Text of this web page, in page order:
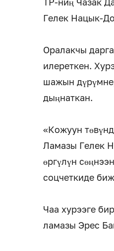
Гелек Нацык-
Оралакчы
илереткен.
шажын
дыңнаткан.
«Кожуун
Ламазы Гелек
өргүлүн
соцчеткиде
Чаа хурээге
ламазы Эрес